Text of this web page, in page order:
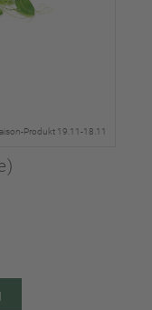
Produkt 19.11-18.11